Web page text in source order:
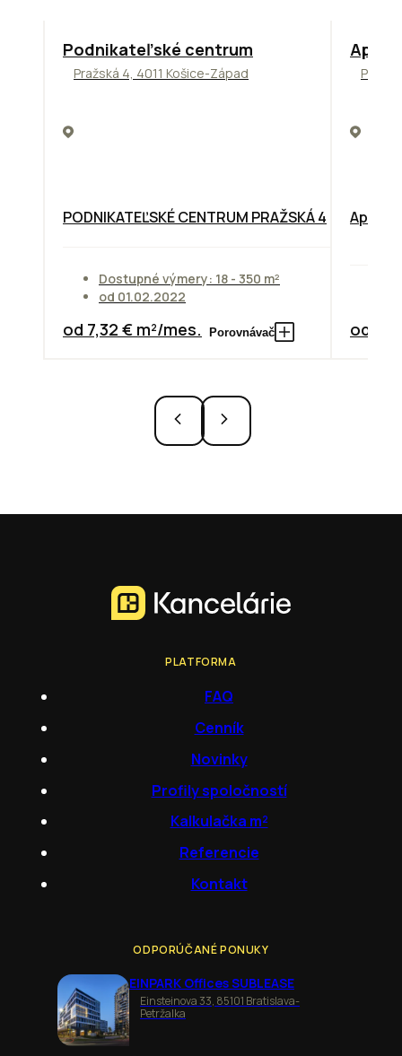
ODPORÚČAME
Podnikateľské centrum
Pražská 4, 4011 Košice-Západ
PODNIKATEĽSKÉ CENTRUM PRAŽSKÁ 4
Dostupné výmery: 18 - 350 m²
od 01.02.2022
od 7,32 € m²/mes. Porovnávač
TOP
Apollo
od
PLATFORMA
FAQ
Cenník
Novinky
Profily spoločností
Kalkulačka m²
Referencie
Kontakt
ODPORÚČANÉ PONUKY
EINPARK Offices SUBLEASE
Einsteinova 33, 85101 Bratislava-
Petržalka